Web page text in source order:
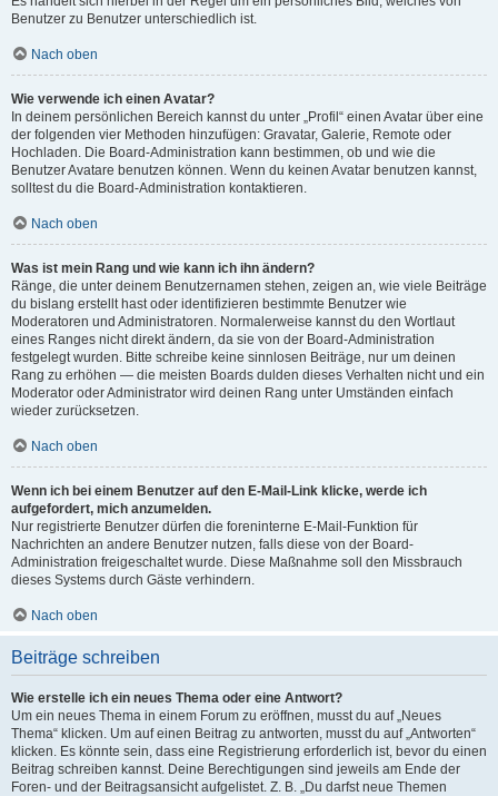
Benutzer zu Benutzer unterschiedlich ist.
Nach oben
Wie verwende ich einen Avatar?
In deinem persönlichen Bereich kannst du unter „Profil“ einen Avatar über eine
der folgenden vier Methoden hinzufügen: Gravatar, Galerie, Remote oder
Hochladen. Die Board-Administration kann bestimmen, ob und wie die
Benutzer Avatare benutzen können. Wenn du keinen Avatar benutzen kannst,
solltest du die Board-Administration kontaktieren.
Nach oben
Was ist mein Rang und wie kann ich ihn ändern?
Ränge, die unter deinem Benutzernamen stehen, zeigen an, wie viele Beiträge
du bislang erstellt hast oder identifizieren bestimmte Benutzer wie
Moderatoren und Administratoren. Normalerweise kannst du den Wortlaut
eines Ranges nicht direkt ändern, da sie von der Board-Administration
festgelegt wurden. Bitte schreibe keine sinnlosen Beiträge, nur um deinen
Rang zu erhöhen — die meisten Boards dulden dieses Verhalten nicht und ein
Moderator oder Administrator wird deinen Rang unter Umständen einfach
wieder zurücksetzen.
Nach oben
Wenn ich bei einem Benutzer auf den E-Mail-Link klicke, werde ich
aufgefordert, mich anzumelden.
Nur registrierte Benutzer dürfen die foreninterne E-Mail-Funktion für
Nachrichten an andere Benutzer nutzen, falls diese von der Board-
Administration freigeschaltet wurde. Diese Maßnahme soll den Missbrauch
dieses Systems durch Gäste verhindern.
Nach oben
Beiträge schreiben
Wie erstelle ich ein neues Thema oder eine Antwort?
Um ein neues Thema in einem Forum zu eröffnen, musst du auf „Neues
Thema“ klicken. Um auf einen Beitrag zu antworten, musst du auf „Antworten“
klicken. Es könnte sein, dass eine Registrierung erforderlich ist, bevor du einen
Beitrag schreiben kannst. Deine Berechtigungen sind jeweils am Ende der
Foren- und der Beitragsansicht aufgelistet. Z. B. „Du darfst neue Themen